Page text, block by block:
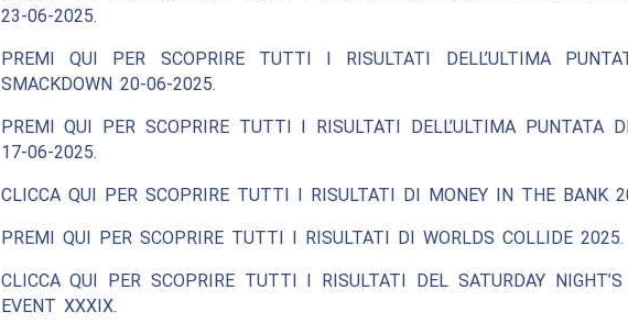
23-06-2025.
PREMI QUI PER SCOPRIRE TUTTI I RISULTATI DELL’ULTIMA
SMACKDOWN 20-06-2025.
PREMI QUI PER SCOPRIRE TUTTI I RISULTATI DELL’ULTIMA PUNTATA
17-06-2025.
CLICCA QUI PER SCOPRIRE TUTTI I RISULTATI DI MONEY IN THE BANK
PREMI QUI PER SCOPRIRE TUTTI I RISULTATI DI WORLDS COLLIDE 2025.
CLICCA QUI PER SCOPRIRE TUTTI I RISULTATI DEL SATURDAY
EVENT XXXIX.